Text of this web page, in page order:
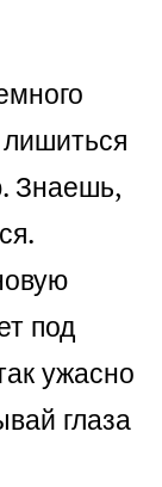
Знаешь,
под
ужасно
глаза